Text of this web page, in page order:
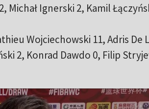
Michał Ignerski 2, Kamil
Wojciechowski 11, Adris De
2, Konrad Dawdo 0, Filip